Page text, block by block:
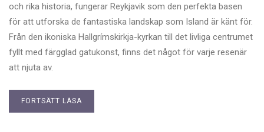
och rika historia, fungerar Reykjavik som den perfekta basen
för att utforska de fantastiska landskap som Island är känt för.
Från den ikoniska Hallgrímskirkja-kyrkan till det livliga centrumet
fyllt med färgglad gatukonst, finns det något för varje resenär
att njuta av.
FORTSÄTT LÄSA